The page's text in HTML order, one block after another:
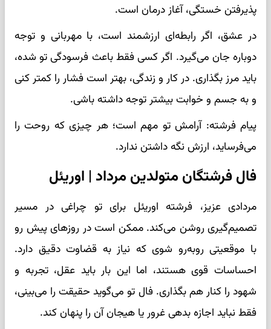
پذیرفتن خستگی، آغاز درمان است.
در عشق، اگر رابطه‌ای ارزشمند است، با مهربانی و توجه
دوباره جان می‌گیرد. اگر کسی فقط باعث فرسودگی تو شده،
باید مرز بگذاری. در کار و زندگی، بهتر است فشار را کمتر کنی
و به جسم و خوابت بیشتر توجه داشته باشی.
پیام فرشته: آرامش تو مهم است؛ هر چیزی که روحت را
می‌فرساید، ارزش نگه داشتن ندارد.
فال فرشتگان متولدین مرداد | اوریئل
مردادی عزیز، فرشته اوریئل برای تو چراغی در مسیر
تصمیم‌گیری روشن می‌کند. ممکن است در روزهای پیش رو
با موقعیتی روبه‌رو شوی که نیاز به قضاوت دقیق دارد.
احساسات قوی هستند، اما این بار باید عقل، تجربه و
شهود را کنار هم بگذاری. فال تو می‌گوید حقیقت را می‌بینی،
فقط نباید اجازه بدهی غرور یا هیجان آن را پنهان کند.